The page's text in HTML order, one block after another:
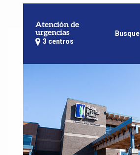
Atención de
urgencias
3 centros